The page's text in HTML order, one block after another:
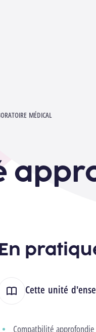
MÉDICAL
Cette unité
Compatbilité